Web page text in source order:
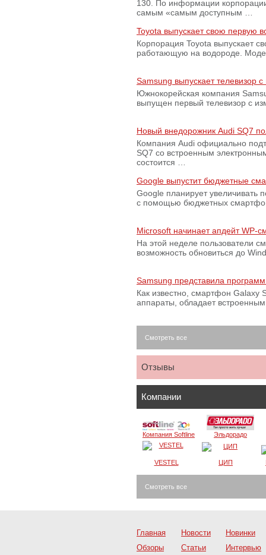
130. По информации
самым «самым доступным …
Toyota выпускает свою первую
Корпорация Toyota выпускает
работающую на водороде.
Samsung выпускает телевизор
Южнокорейская компания
выпущен первый телевизор с
Новый внедорожник Audi SQ7
Компания Audi официально
SQ7 со встроенным
состоится …
Google выпустит бюджетные
Google планирует увеличивать
с помощью бюджетных
Microsoft начинает апдейт WP-
На этой неделе пользователи
возможность обновиться до
Samsung представила
Как известно, смартфон Galaxy
аппараты, обладает
Смотреть все
Отзывы
Компании
Компания Softline Эльдорадо
VESTEL ЦИП
Смотреть все
Главная Новости
Новинки
Обзоры
Статьи
Интервью